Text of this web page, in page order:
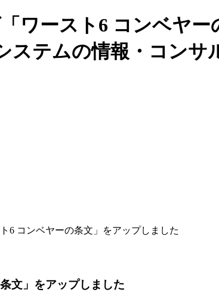
ワースト6 コンベヤー
ステムの情報・コンサ
6 コンベヤーの条文」をアップしました
文」をアップしました